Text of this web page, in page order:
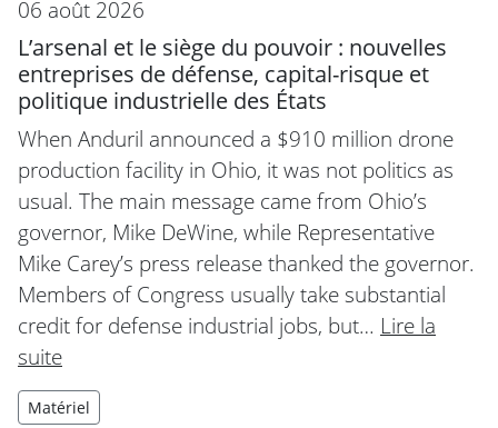
06 août 2026
L’arsenal et le siège du pouvoir : nouvelles
entreprises de défense, capital-risque et
politique industrielle des États
When Anduril announced a $910 million drone
production facility in Ohio, it was not politics as
usual. The main message came from Ohio’s
governor, Mike DeWine, while Representative
Mike Carey’s press release thanked the governor.
Members of Congress usually take substantial
credit for defense industrial jobs, but… Lire la
suite
Matériel